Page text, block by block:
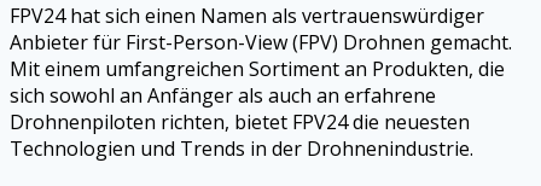
FPV24 hat sich einen Namen als vertrauenswürdiger
Anbieter für First-Person-View (FPV) Drohnen gemacht.
Mit einem umfangreichen Sortiment an Produkten, die
sich sowohl an Anfänger als auch an erfahrene
Drohnenpiloten richten, bietet FPV24 die neuesten
Technologien und Trends in der Drohnenindustrie.